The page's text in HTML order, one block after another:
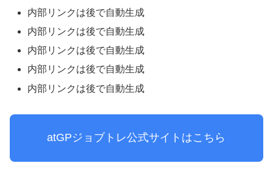
内部リンクは後で自動生成
内部リンクは後で自動生成
内部リンクは後で自動生成
内部リンクは後で自動生成
内部リンクは後で自動生成
atGPジョブトレ公式サイトはこちら